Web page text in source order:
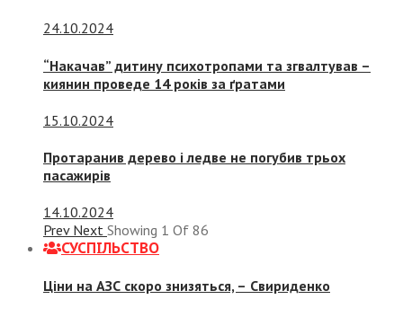
24.10.2024
“Накачав” дитину психотропами та згвалтував –
киянин проведе 14 років за ґратами
15.10.2024
Протаранив дерево і ледве не погубив трьох
пасажирів
14.10.2024
Prev Next Showing 1 Of 86
СУСПIЛЬСТВО
Ціни на АЗС скоро знизяться, – Свириденко